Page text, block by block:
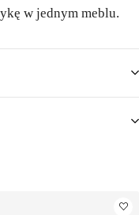
w jednym meblu.